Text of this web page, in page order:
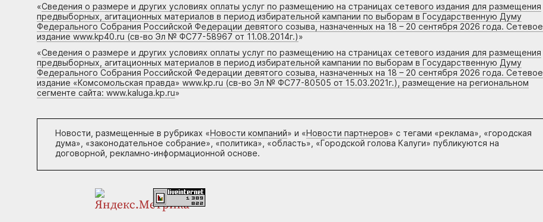
«Сведения о размере и других условиях оплаты услуг по размещению на страницах сетевого издания для размещения
предвыборных, агитационных материалов в период избирательной кампании по выборам в Государственную Думу
Федерального Собрания Российской Федерации девятого созыва, назначенных на 18 – 20 сентября 2026 года. Сетевое
издание www.kp40.ru (св-во Эл № ФС77-58967 от 11.08.2014г.)»
«Сведения о размере и других условиях оплаты услуг по размещению на страницах сетевого издания для размещения
предвыборных, агитационных материалов в период избирательной кампании по выборам в Государственную Думу
Федерального Собрания Российской Федерации девятого созыва, назначенных на 18 – 20 сентября 2026 года. Сетевое
издание «Комсомольская правда» www.kp.ru (св-во Эл № ФС77-80505 от 15.03.2021г.), размещение на региональном
сегменте сайта: www.kaluga.kp.ru»
Новости, размещенные в рубриках «Новости компаний» и «Новости партнеров» с тегами «реклама», «городская
дума», «законодательное собрание», «политика», «область», «Городской голова Калуги» публикуются на
договорной, рекламно-информационной основе.